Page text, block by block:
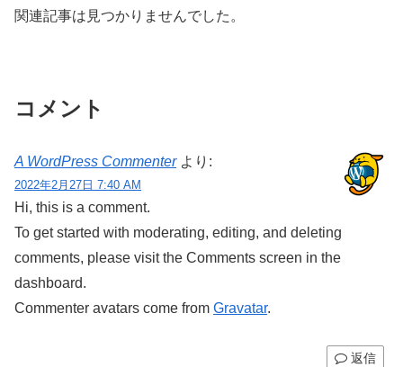
関連記事は見つかりませんでした。
コメント
A WordPress Commenter より:
2022年2月27日 7:40 AM
Hi, this is a comment.
To get started with moderating, editing, and deleting
comments, please visit the Comments screen in the
dashboard.
Commenter avatars come from Gravatar.
返信